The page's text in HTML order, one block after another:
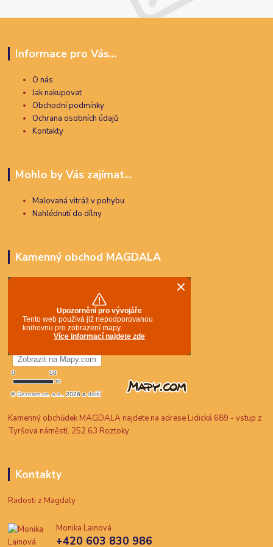
Informace pro Vás...
O nás
Jak nakupovat
Obchodní podmínky
Ochrana osobních údajů
Kontakty
Mohlo by Vás zajímat...
Malovaná vitráž v pohybu
Nahlédnutí do dílny
Kamenný obchod MAGDALA
Kamenný obchůdek MAGDALA najdete na adrese Lidická 689 - vstup z
Tyršova náměstí, 252 63 Roztoky
Kontakty
Radosti z Magdaly
Monika Lainová
+420 603 830 986